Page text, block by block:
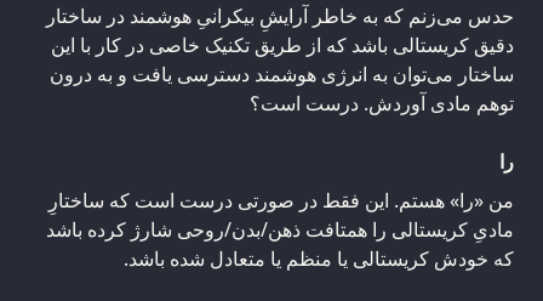
حدس می‌زنم که به خاطر آرایشِ بیکرانیِ هوشمند در ساختار
دقیق کریستالی باشد که از طریق تکنیک‌ خاصی در کار با این
ساختار می‌توان به انرژی هوشمند دسترسی یافت و به درون
توهم مادی آوردش. درست است؟
را
من «را» هستم. این فقط در صورتی درست است که ساختارِ
مادیِ کریستالی را همتافت ذهن/بدن/روحی شارژ کرده باشد
که خودش کریستالی یا منظم یا متعادل شده باشد.